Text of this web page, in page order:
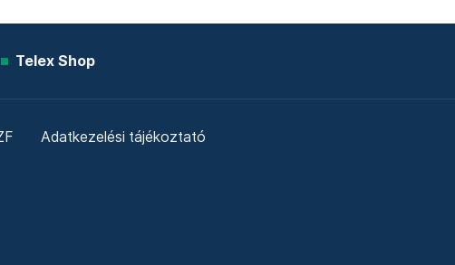
Telex Shop
Adatkezelési tájékoztató